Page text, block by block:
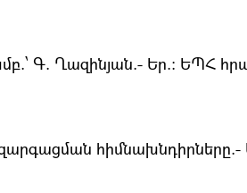
Գ. Ղազինյան.- Եր.։ ԵՊՀ
հիմնախնդիրները.-